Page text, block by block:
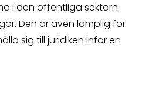
i den offentliga sektorn
Den är även lämplig för
sig till juridiken inför en